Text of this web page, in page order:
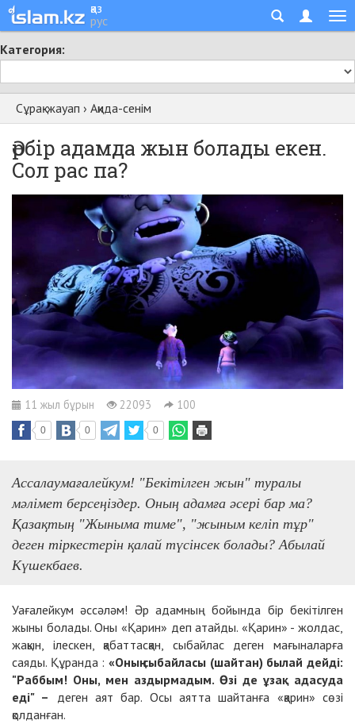
қаз
рус
Категория:
Сұрақ-жауап › Ақида-сенім
Әрбір адамда жын болады екен.
Сол рас па?
11 жыл бұрын 22093 100
0 0 0
Ассалаумағалейкум! "Бекітілген жын" туралы
мәлімет берсеңіздер. Оның адамға әсері бар ма?
Қазақтың "Жыныма тиме", "жыным келіп тұр"
деген тіркестерін қалай түсінсек болады? Абылай
Күшекбаев.
Уағалейкум әссәләм! Әр адамның бойында бір бекітілген
жыны болады. Оны «Қарин» деп атайды. «Қарин» - жолдас,
жақын, ілескен, қабаттасқан, сыбайлас деген мағыналарға
саяды. Құранда : «Оның сыбайласы (шайтан) былай дейді:
"Раббым! Оны, мен аздырмадым. Өзі де ұзақ адасуда
еді" –
деген аят бар. Осы аятта шайтанға «қарин» сөзі
қолданған.